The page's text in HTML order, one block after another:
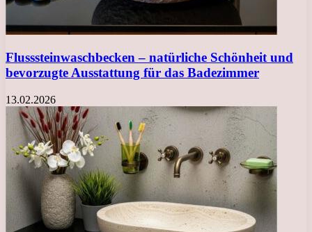
Flusssteinwaschbecken – natürliche Schönheit und
bevorzugte Ausstattung für das Badezimmer
13.02.2026